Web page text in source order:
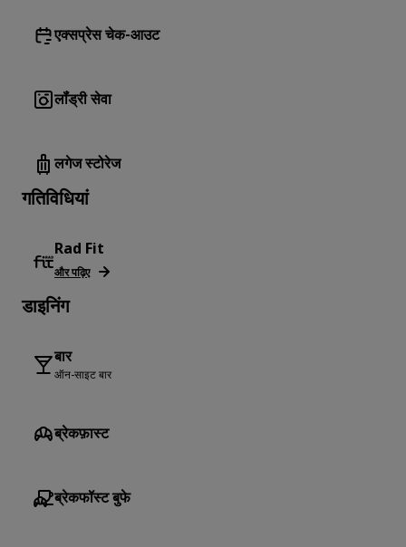
एक्सप्रेस चेक-आउट
लॉंड्री सेवा
लगेज स्टोरेज
गतिविधियां
Rad Fit
और पढ़िए
डाइनिंग
बार
ऑन-साइट बार
ब्रेकफ़ास्ट
ब्रेकफॉस्ट बुफे